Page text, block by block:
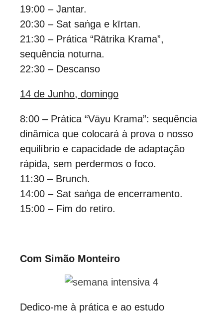
19:00 – Jantar.
20:30 – Sat saṅga e kīrtan.
21:30 – Prática “Rātrika Krama”,
sequência noturna.
22:30 – Descanso
14 de Junho, domingo
8:00 – Prática “Vāyu Krama”: sequência
dinâmica que colocará à prova o nosso
equilíbrio e capacidade de adaptação
rápida, sem perdermos o foco.
11:30 – Brunch.
14:00 – Sat saṅga de encerramento.
15:00 – Fim do retiro.
Com Simão Monteiro
Dedico-me à prática e ao estudo